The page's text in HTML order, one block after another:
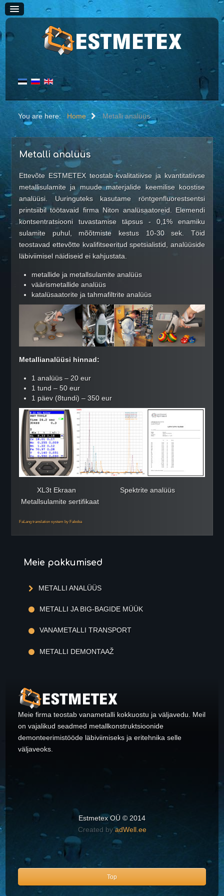
AVALEHT
TEENUSED
HINNAD
Must metall
Terase kokkuost
Värviline metall
Vase kokkuost
Messingu kokkuost
Roostevaba terase kokkuost
Alumiiniumi kokkuost
Elektroonika kokkuost
MEIE PAKKUMISED
Metalli analüüs
Metalli ja Big-Bagide müük
Vanametalli transport
Metalli demontaaž
Vastuvõtmise olukord
Ei võeta vastu
KONTAKTID
You are here: Home Metalli analüüs
Metalli analüüs
Ettevõte ESTMETEX teostab kvalitatiivse ja kvantitatiivse
metallisulamite ja muude materjalide keemilise koostise
analüüsi. Uuringuteks kasutame röntgenfluorestsentsi
printsiibil töötavaid firma Niton analüsaatoreid. Elemendi
kontsentratsiooni tuvastamise täpsus - 0,1% enamiku
sulamite puhul, mõõtmiste kestus 10-30 sek. Töid
teostavad ettevõtte kvalifitseeritud spetsialistid, analüüside
läbiviimisel näidiseid ei kahjustata.
metallide ja metallsulamite analüüs
väärismetallide analüüs
katalüsaatorite ja tahmafiltrite analüüs
Metallianalüüsi hinnad:
1 analüüs – 20 eur
1 tund – 50 eur
1 päev (8tundi) – 350 eur
XL3t Ekraan Spektrite analüüs
Metallsulamite sertifikaat
FaLang translation system by Faboba
Meie pakkumised
METALLI ANALÜÜS
METALLI JA BIG-BAGIDE MÜÜK
VANAMETALLI TRANSPORT
METALLI DEMONTAAŽ
Meie firma teostab vanametalli kokkuostu ja väljavedu. Meil
on vajalikud seadmed metallkonstruktsioonide
demonteerimistööde läbiviimiseks ja eritehnika selle
väljaveoks.
Estmetex OÜ © 2014
Created byadWell.ee
Top